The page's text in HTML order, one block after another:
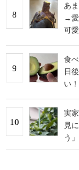
8
あ
→愛
可
9
食
日
い！
10
実
見
う」